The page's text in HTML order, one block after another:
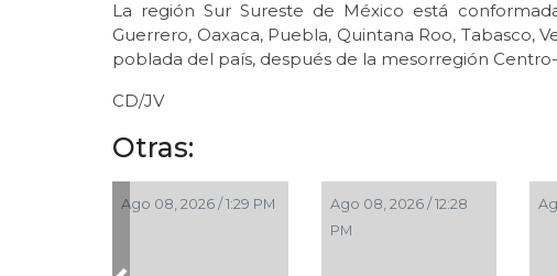
La región Sur Sureste de México está
Guerrero, Oaxaca, Puebla, Quintana Roo, Tabasco,
poblada del país, después de la mesorregión Centro-
CD/JV
Otras:
Ago 08, 2026 / 1:29 PM
Ago 08, 2026 / 12:28
PM